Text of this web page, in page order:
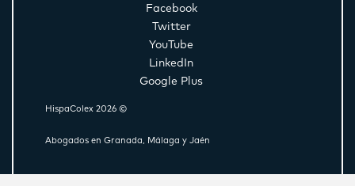
Facebook
Twitter
YouTube
LinkedIn
Google Plus
HispaColex 2026 ©
Abogados en Granada, Málaga y Jaén